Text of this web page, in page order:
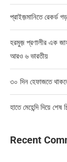
প্রাইজ়মানিতে রেকর্ড
হরমুজ় প্রণালীর এক
আরও ৬ ভারতীয়
৩০ দিন হেফাজতে
হাতে মেহেন্দি দিয়ে
Recent